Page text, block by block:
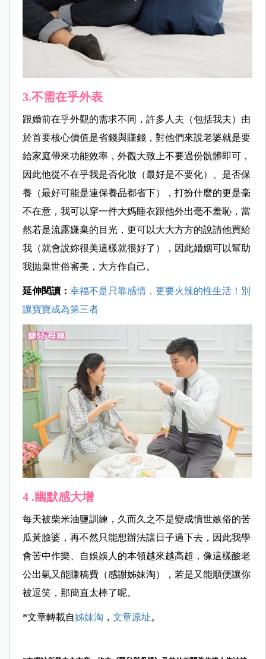
3.不需在乎外表
跟婚前在乎外觀的需求不同，許多人夫（包括我夫）由
於首要核心價值是省錢與賺錢，對他們來說老婆就是要
給家庭帶來功能效率，外觀大致上不要過份骯髒即可，
因此他從不在乎我是否化妝（最好是不要化）、是否保
養（最好可能是連保養品都省下），打扮什麼的更是毫
不在意，我可以穿一件大媽睡衣跟他外出毫不羞恥，當
然若是流露嫌棄的目光，更可以大大方方的說請他買給
我（就會說妳很美這樣就很好了），因此婚姻可以幫助
我拋棄世俗審美，大方作自己。
延伸閱讀： 幸福不是只靠感情，更要火辣的性生活！別
讓寶寶成為第三者
4 .幽默感大增
每天被柴米油鹽訓練，久而久之不是變成憤世嫉俗的苦
瓜黃臉婆，再不然只能想辦法讓日子過下去，因此我學
會苦中作樂、自娛娛人的本領越來越高超，像這樣酸老
公出氣又能賺稿費（感謝姊妹淘），若是又能順便讓你
被逗笑，那簡直太棒了呢。
*文章轉載自姊妹淘 ， 文章原址。